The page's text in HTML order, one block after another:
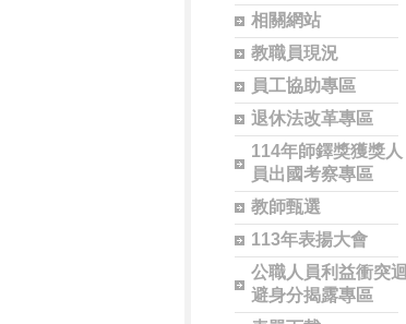
相關網站
教職員現況
員工協助專區
退休法改革專區
114年師鐸獎獲獎人
員出國考察專區
教師甄選
113年表揚大會
公職人員利益衝突迴
避身分揭露專區